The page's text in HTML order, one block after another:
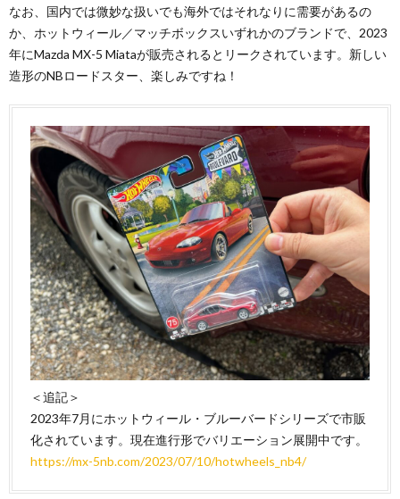
なお、国内では微妙な扱いでも海外ではそれなりに需要があるの
か、ホットウィール／マッチボックスいずれかのブランドで、2023
年にMazda MX-5 Miataが販売されるとリークされています。新しい
造形のNBロードスター、楽しみですね！
＜追記＞
2023年7月にホットウィール・ブルーバードシリーズで市販
化されています。現在進行形でバリエーション展開中です。
https://mx-5nb.com/2023/07/10/hotwheels_nb4/